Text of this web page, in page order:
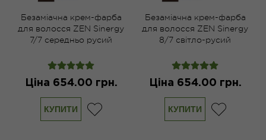
Безаміачна крем-фарба
для волосся ZEN Sinergy
7/7 середньо русий
Ціна 654.00 грн.
КУПИТИ
Безаміачна крем-фарба
для волосся ZEN Sinergy
8/7 світло-русий
Ціна 654.00 грн.
КУПИТИ